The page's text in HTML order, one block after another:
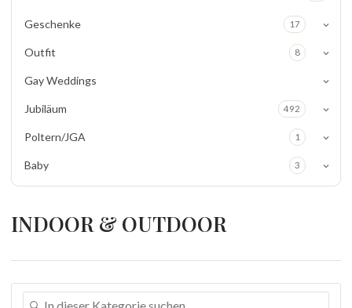
Geschenke 17
Outfit 8
Gay Weddings
Jubiläum 492
Poltern/JGA 1
Baby 3
INDOOR & OUTDOOR